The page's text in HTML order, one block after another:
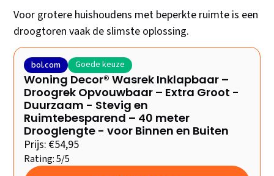
Voor grotere huishoudens met beperkte ruimte is een
droogtoren vaak de slimste oplossing.
bol.com Goede keuze
Woning Decor® Wasrek Inklapbaar –
Droogrek Opvouwbaar – Extra Groot -
Duurzaam - Stevig en
Ruimtebesparend – 40 meter
Drooglengte - voor Binnen en Buiten
Prijs: €54,95
Rating: 5/5